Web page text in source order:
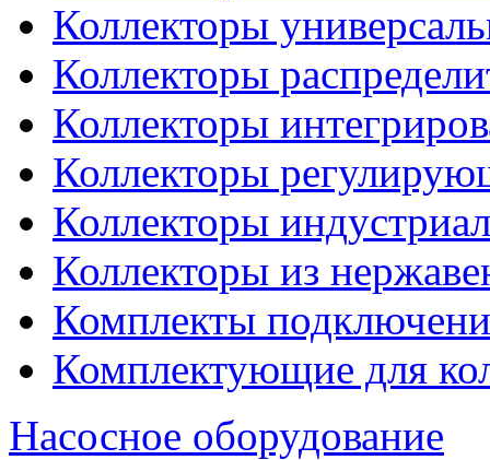
Коллекторы
Коллекторы
Коллекторы
Коллекторы
Коллекторы
Коллекторы из
Комплекты
Комплектующие для
Насосное оборудование